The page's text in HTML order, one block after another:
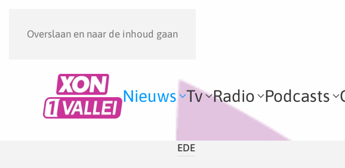
Overslaan en naar de inhoud gaan
Nieuws Tv Radio Podcasts
EDE